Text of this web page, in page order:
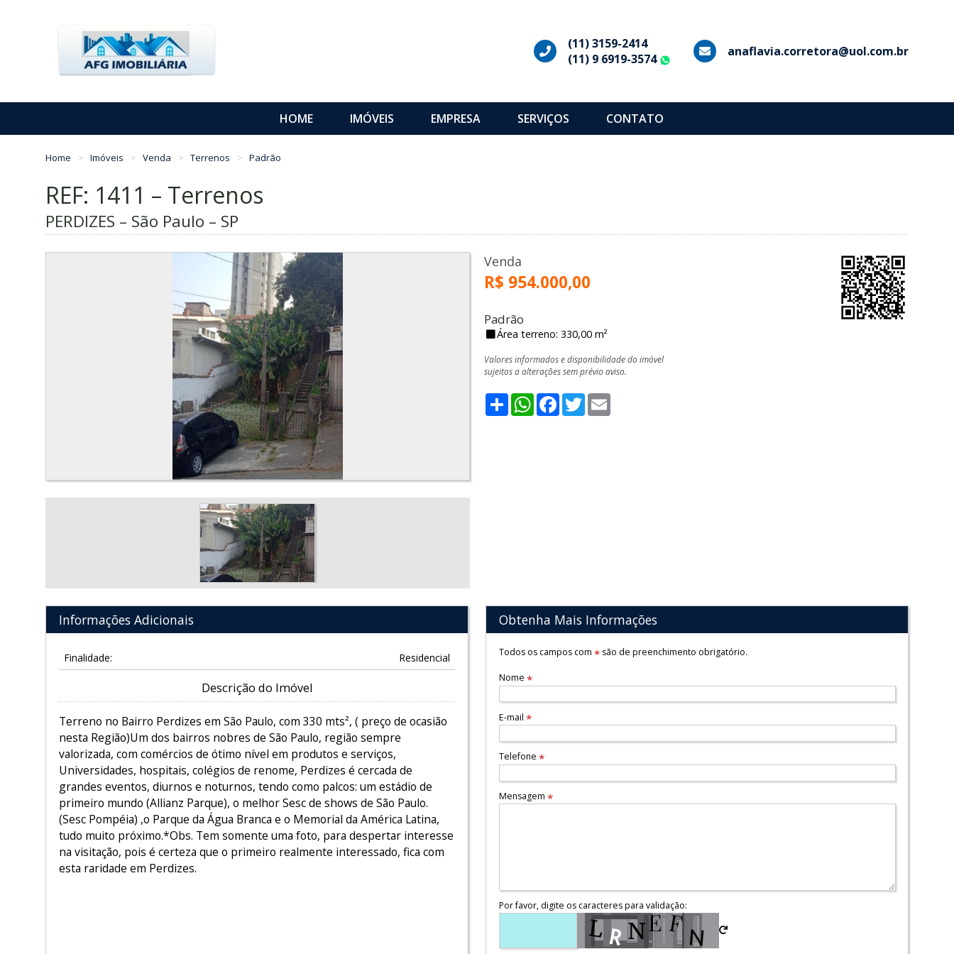
(11) 3159-2414
(11) 9 6919-3574
WhatsApp
anaflavia.corretora@uol.com.br
HOME IMÓVEIS EMPRESA SERVIÇOS CONTATO
Home Imóveis Venda Terrenos Padrão
REF: 1411 – Terrenos
PERDIZES – São Paulo – SP
Venda
R$ 954.000,00
Padrão
Área terreno: 330,00 m²
Valores informados e disponibilidade do imóvel
sujeitos a alterações sem prévio aviso.
ShareWhatsApp
Facebook
Twitter
Informações Adicionais
Finalidade: Residencial
Descrição do Imóvel
Terreno no Bairro Perdizes em São Paulo, com 330 mts², ( preço de ocasião
nesta Região)Um dos bairros nobres de São Paulo, região sempre
valorizada, com comércios de ótimo nível em produtos e serviços,
Universidades, hospitais, colégios de renome, Perdizes é cercada de
grandes eventos, diurnos e noturnos, tendo como palcos: um estádio de
primeiro mundo (Allianz Parque), o melhor Sesc de shows de São Paulo.
(Sesc Pompéia) ,o Parque da Água Branca e o Memorial da América Latina,
tudo muito próximo.*Obs. Tem somente uma foto, para despertar interesse
na visitação, pois é certeza que o primeiro realmente interessado, fica com
esta raridade em Perdizes.
Obtenha Mais Informações
Todos os campos com *são de preenchimento obrigatório.
Nome *
E-mail *
Telefone *
Mensagem *
Por favor, digite os caracteres para validação: